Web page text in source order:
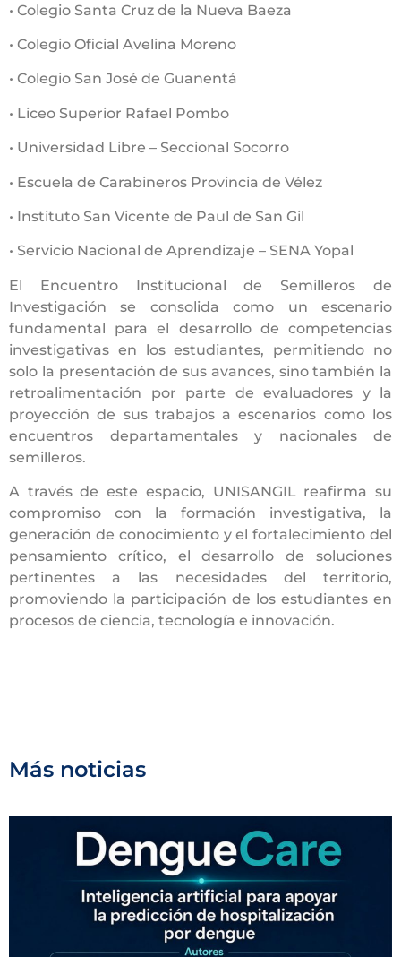
• Colegio Santa Cruz de la Nueva Baeza
• Colegio Oficial Avelina Moreno
• Colegio San José de Guanentá
• Liceo Superior Rafael Pombo
• Universidad Libre – Seccional Socorro
• Escuela de Carabineros Provincia de Vélez
• Instituto San Vicente de Paul de San Gil
• Servicio Nacional de Aprendizaje – SENA Yopal
El Encuentro Institucional de Semilleros de
Investigación se consolida como un escenario
fundamental para el desarrollo de competencias
investigativas en los estudiantes, permitiendo no
solo la presentación de sus avances, sino también la
retroalimentación por parte de evaluadores y la
proyección de sus trabajos a escenarios como los
encuentros departamentales y nacionales de
semilleros.
A través de este espacio, UNISANGIL reafirma su
compromiso con la formación investigativa, la
generación de conocimiento y el fortalecimiento del
pensamiento crítico, el desarrollo de soluciones
pertinentes a las necesidades del territorio,
promoviendo la participación de los estudiantes en
procesos de ciencia, tecnología e innovación.
Más noticias